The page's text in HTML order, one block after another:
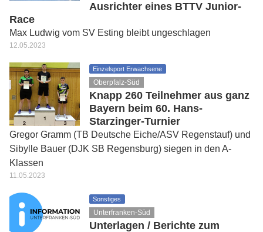
Ausrichter eines BTTV Junior-
Race
Max Ludwig vom SV Esting bleibt ungeschlagen
12.05.2023
Einzelsport Erwachsene
Oberpfalz-Süd
Knapp 260 Teilnehmer aus ganz
Bayern beim 60. Hans-
Starzinger-Turnier
Gregor Gramm (TB Deutsche Eiche/ASV Regenstauf) und
Sibylle Bauer (DJK SB Regensburg) siegen in den A-
Klassen
11.05.2023
Sonstiges
Unterfranken-Süd
Unterlagen / Berichte zum